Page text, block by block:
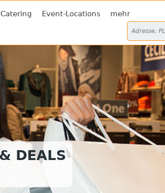
Event-Locations mehr
DEALS